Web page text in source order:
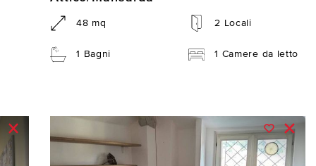
48 mq 2 Locali
1 Bagni 1 Camere da letto